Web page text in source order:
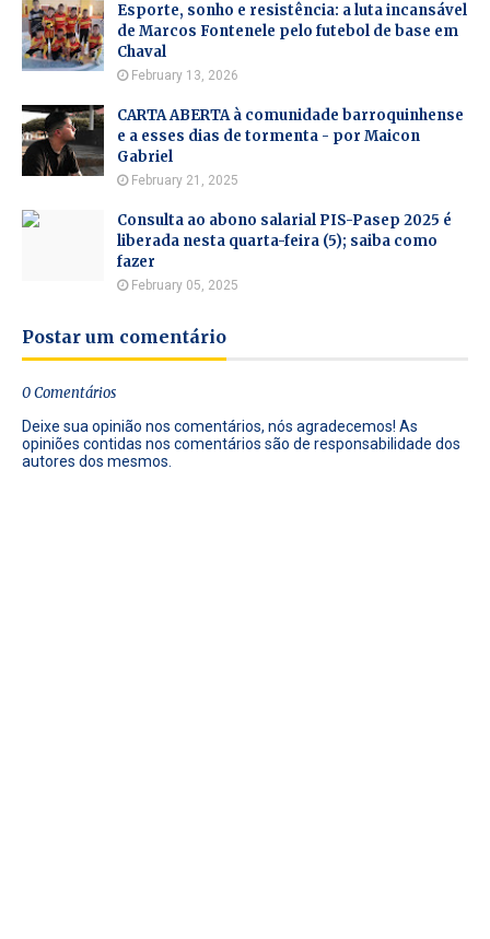
Esporte, sonho e resistência: a luta incansável
de Marcos Fontenele pelo futebol de base em
Chaval
February 13, 2026
CARTA ABERTA à comunidade barroquinhense
e a esses dias de tormenta - por Maicon
Gabriel
February 21, 2025
Consulta ao abono salarial PIS-Pasep 2025 é
liberada nesta quarta-feira (5); saiba como
fazer
February 05, 2025
Postar um comentário
0 Comentários
Deixe sua opinião nos comentários, nós agradecemos! As
opiniões contidas nos comentários são de responsabilidade dos
autores dos mesmos.